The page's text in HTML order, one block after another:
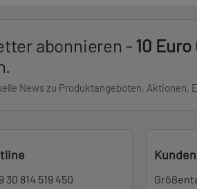
abonnieren -10
News zu Produktangeboten, Aktionen,
30 814 519 450